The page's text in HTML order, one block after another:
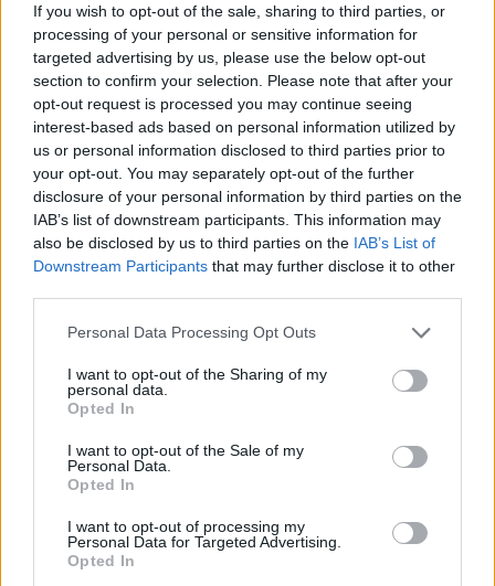
If you wish to opt-out of the sale, sharing to third parties, or
processing of your personal or sensitive information for
targeted advertising by us, please use the below opt-out
section to confirm your selection. Please note that after your
opt-out request is processed you may continue seeing
interest-based ads based on personal information utilized by
us or personal information disclosed to third parties prior to
your opt-out. You may separately opt-out of the further
disclosure of your personal information by third parties on the
IAB’s list of downstream participants. This information may
also be disclosed by us to third parties on the IAB’s List of
Downstream Participants that may further disclose it to other
Personal Data Processing Opt Outs
I want to opt-out of the Sharing of my
personal data.
Opted In
I want to opt-out of the Sale of my
Personal Data.
Opted In
I want to opt-out of processing my
Personal Data for Targeted Advertising.
Opted In
Глобален минимален корпоративен
данък - ЕК подкрепя идеята
07.04.2021 / 11:50